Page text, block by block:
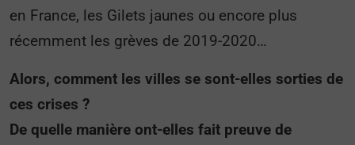
en France, les Gilets jaunes ou encore plus
récemment les grèves de 2019-2020…
Alors, comment les villes se sont-elles sorties de
ces crises ?
De quelle manière ont-elles fait preuve de